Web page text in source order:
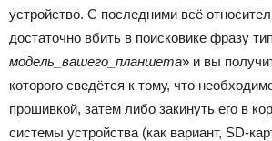
устройство. С последними всё
достаточно вбить в поисковике фразу
модель_вашего_планшета» и вы
которого сведётся к тому, что
прошивкой, затем либо закинуть его в
системы устройства (как вариант, SD-